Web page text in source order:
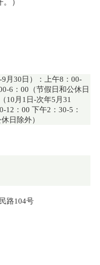
）
月30日）：上午8：00-
6：00（节假日和公休日
10月1日-次年5月31
12：00 下午2：30-5：
日除外）
路104号